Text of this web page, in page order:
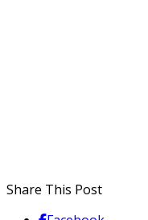
Share This Post